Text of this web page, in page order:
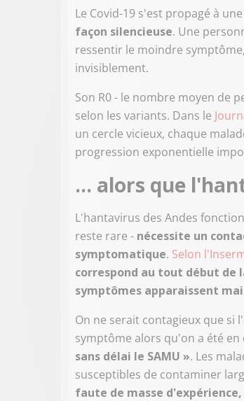
Le Covid-19 s'est propagé à
façon silencieuse. Une
ressentir le moindre
invisiblement.
Son R0 - le nombre moyen de
selon les variants. Dans le
un cercle vicieux, chaque
progression exponentielle
… alors que
L'hantavirus des Andes
reste rare - nécessite un
symptomatique. Selon
correspond au tout début de
symptômes apparaissent
On ne serait contagieux que si
symptôme alors qu'on a été en
sans délai le SAMU ». Les
susceptibles de contaminer
faute de masse